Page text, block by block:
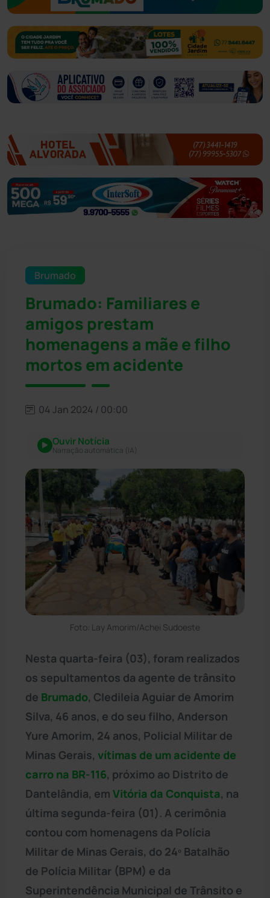
Brumado
Brumado: Familiares e
amigos prestam
homenagens a mãe e filho
mortos em acidente
04 Jan 2024 / 00:00
Ouvir Notícia
Narração automática (IA)
Foto: Lay Amorim/Achei Sudoeste
Nesta quarta-feira (03), foram realizados
os sepultamentos da agente de trânsito
de Brumado, Cledileia Aguiar de Amorim
Silva, 46 anos, e do seu filho, Anderson
Yure Amorim, 24 anos, Policial Militar de
Minas Gerais, vítimas de um acidente de
carro na BR-116, próximo ao Distrito de
Dantelândia, em Vitória da Conquista, na
última segunda-feira (01). A cerimônia
contou com homenagens da Polícia
Militar de Minas Gerais, do 24º Batalhão
de Polícia Militar (BPM) e da
Superintendência Municipal de Trânsito e